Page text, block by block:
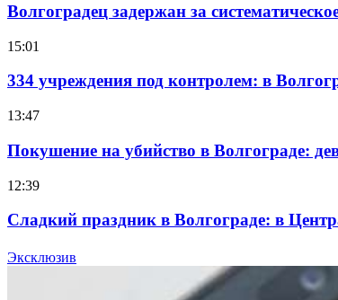
Волгоградец задержан за
15:01
334 учреждения под контролем: в
13:47
Покушение на убийство в Волгограде:
12:39
Сладкий праздник в Волгограде: в
15:10
Волгоградские компании нарастили
Эксклюзив